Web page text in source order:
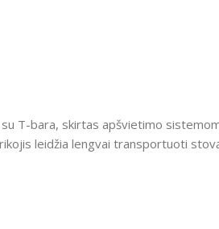
T-bara, skirtas apšvietimo
leidžia lengvai transportuoti